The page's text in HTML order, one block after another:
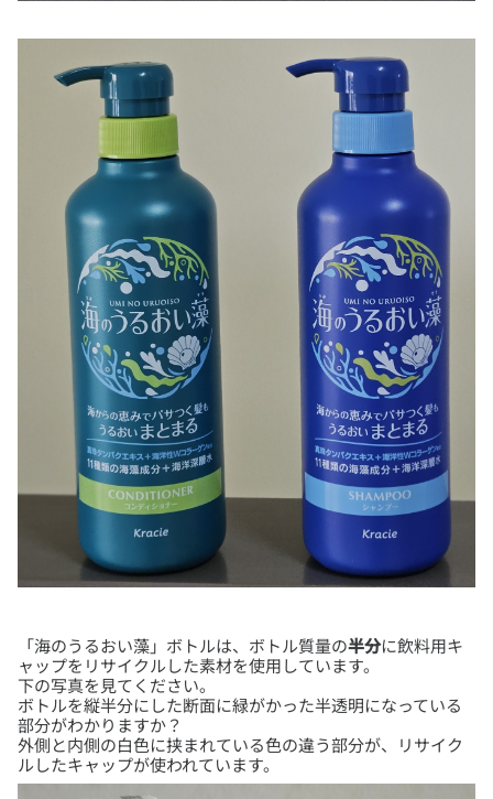
「海のうるおい藻」ボトルは、ボトル質量の半分に飲料用キ
ャップをリサイクルした素材を使用しています。
下の写真を見てください。
ボトルを縦半分にした断面に緑がかった半透明になっている
部分がわかりますか？
外側と内側の白色に挟まれている色の違う部分が、リサイク